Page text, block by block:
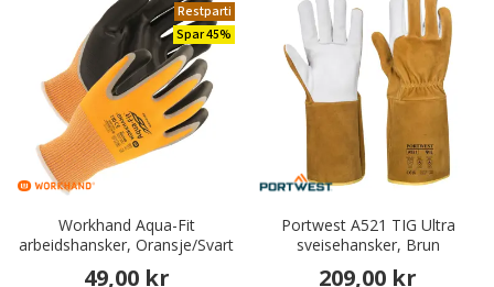
Restparti
Spar 45%
Workhand Aqua-Fit
arbeidshansker, Oransje/Svart
49,00 kr
Portwest A521 TIG Ultra
sveisehansker, Brun
209,00 kr